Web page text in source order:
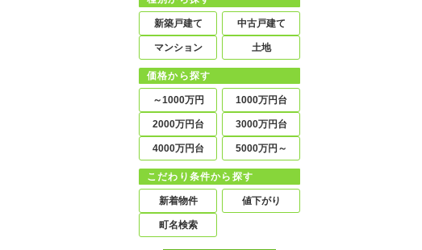
新築戸建て 中古戸建て
マンション 土地
価格から探す
～1000万円 1000万円台
2000万円台 3000万円台
4000万円台 5000万円～
こだわり条件から探す
新着物件 値下がり
町名検索